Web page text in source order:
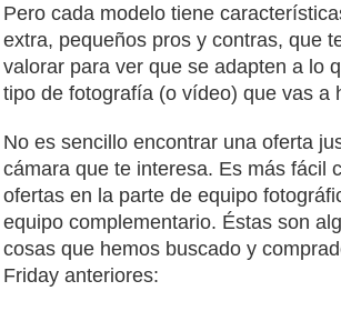
Pero cada modelo tiene
extra, pequeños pros y contras, que
valorar para ver que se adapten a lo
tipo de fotografía (o vídeo) que vas a
No es sencillo encontrar una oferta
cámara que te interesa. Es más fácil
ofertas en la parte de equipo
equipo complementario. Éstas son
cosas que hemos buscado y
Friday anteriores: